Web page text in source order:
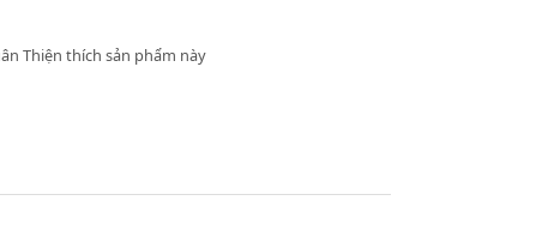
Thiện thích sản phẩm này